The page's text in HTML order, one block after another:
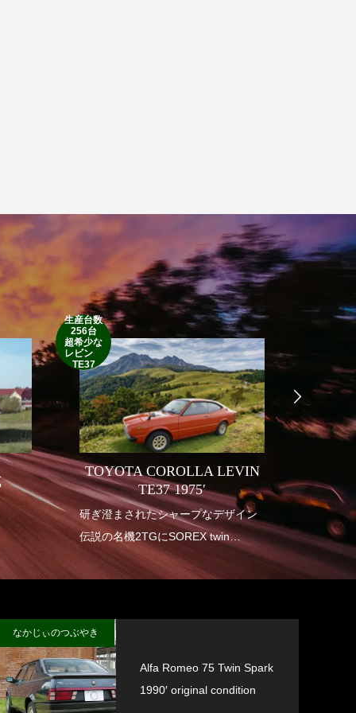
生産台数
256台
超希少な
レビン
TE37
TOYOTA COROLLA LEVIN
TE37 1975′
研ぎ澄まされたシャープなデザイン
伝説の名機2TGにSOREX twin
carburetor
垂涎の幻の一台
1950年
アメリ
も華や
インデ
なかじぃのつぶやき
Alfa Romeo 75 Twin Spark
1990′ original condition